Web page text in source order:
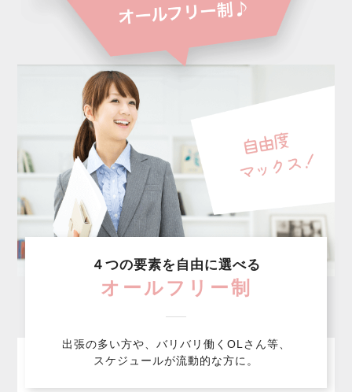
４つの要素を自由に選べる
オールフリー制
出張の多い方や、バリバリ働くOLさん等、
スケジュールが流動的な方に。